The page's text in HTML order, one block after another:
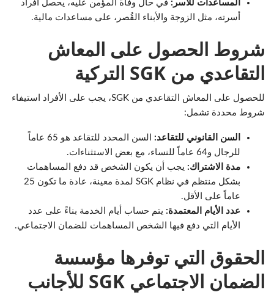
المساعدات للأسر: في حال وفاة المؤمن عليه، يحصل أفراد
أسرته، مثل الزوجة والأبناء القُصر، على مساعدات مالية.
شروط الحصول على المعاش
التقاعدي من SGK التركية
للحصول على المعاش التقاعدي من SGK، يجب على الأفراد استيفاء
شروط محددة تشمل:
السن القانوني للتقاعد:
السن المحدد للتقاعد هو 65 عاماً
للرجال و64 عاماً للنساء، مع بعض الاستثناءات.
مدة الاشتراك: يجب أن يكون الشخص قد دفع المساهمات
بشكل منتظم في نظام SGK لمدة معينة، عادة ما تكون 25
عاماً على الأقل.
عدد الأيام المعتمدة: يتم حساب أيام الخدمة بناءً على عدد
الأيام التي دفع فيها الشخص المساهمات للضمان الاجتماعي.
الحقوق التي توفرها مؤسسة
الضمان الاجتماعي SGK للأجانب